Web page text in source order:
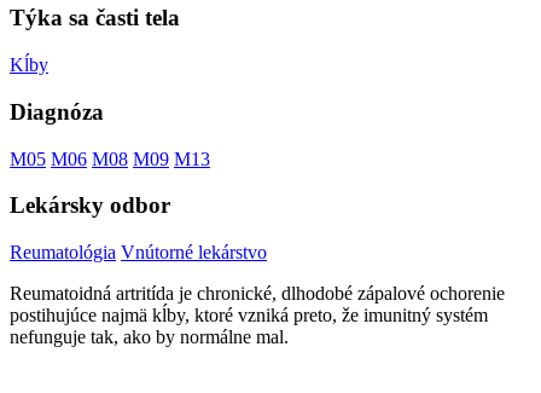
Týka sa časti tela
Kĺby
Diagnóza
M05 M06 M08 M09 M13
Lekársky odbor
Reumatológia Vnútorné lekárstvo
Reumatoidná artritída je chronické, dlhodobé zápalové ochorenie
postihujúce najmä kĺby, ktoré vzniká preto, že imunitný systém
nefunguje tak, ako by normálne mal.